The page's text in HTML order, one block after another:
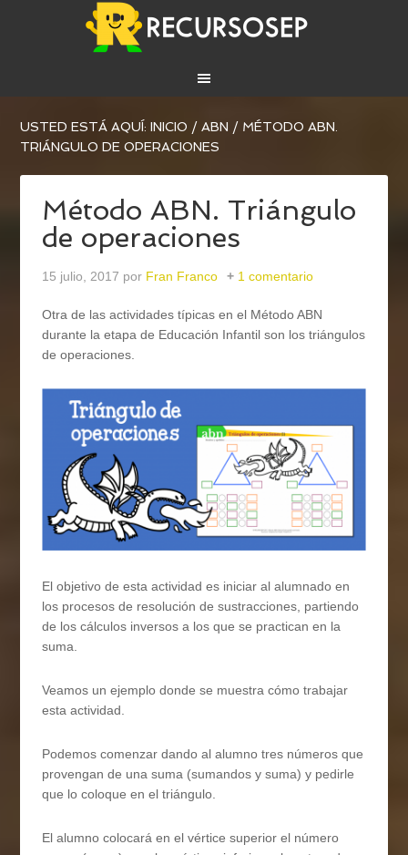
USTED ESTÁ AQUÍ:INICIO / ABN / MÉTODO ABN.
TRIÁNGULO DE OPERACIONES
Método ABN. Triángulo
de operaciones
15 julio, 2017 por Fran Franco 1 comentario
Otra de las actividades típicas en el Método ABN
durante la etapa de Educación Infantil son los triángulos
de operaciones.
El objetivo de esta actividad es iniciar al alumnado en
los procesos de resolución de sustracciones, partiendo
de los cálculos inversos a los que se practican en la
suma.
Veamos un ejemplo donde se muestra cómo trabajar
esta actividad.
Podemos comenzar dando al alumno tres números que
provengan de una suma (sumandos y suma) y pedirle
que lo coloque en el triángulo.
El alumno colocará en el vértice superior el número